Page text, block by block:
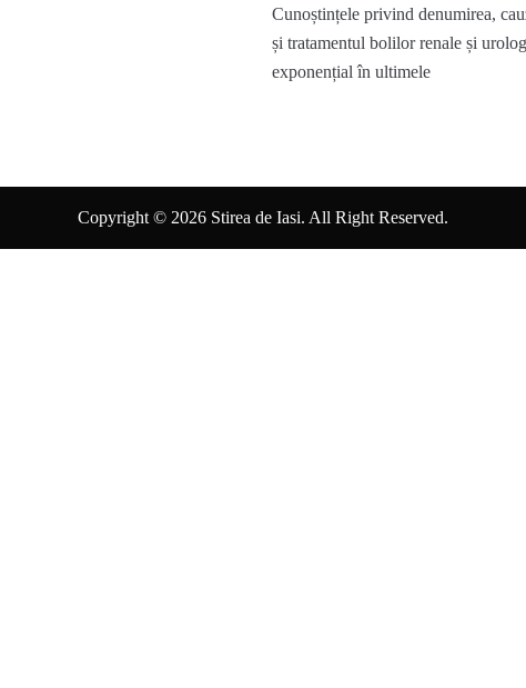
Cunoștințele privind denumirea,
și tratamentul bolilor renale și
exponențial în ultimele
Copyright © 2026 Stirea de Iasi. All Right Reserved.